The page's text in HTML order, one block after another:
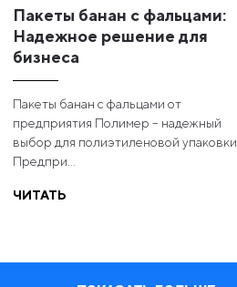
Пакеты банан с фальцами:
Надежное решение для
бизнеса
Пакеты банан с фальцами от
предприятия Полимер – надежный
выбор для полиэтиленовой упаковки.
Предпри...
ЧИТАТЬ